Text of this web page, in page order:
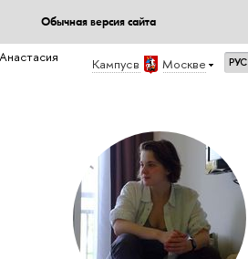
Обычная версия сайта
Кампус в Москве РУС